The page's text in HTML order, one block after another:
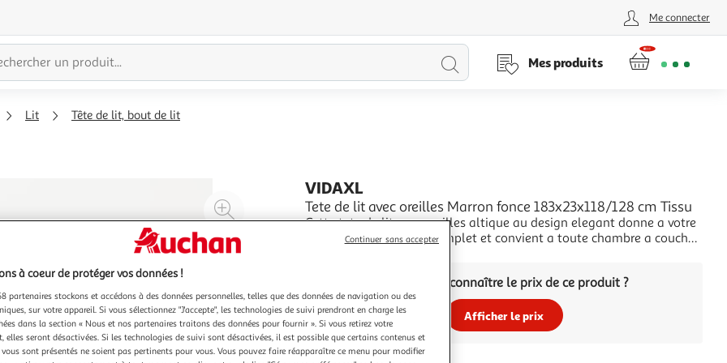
Me connecter
Lancer
Mes produits
Lit Tête de lit, bout de lit
Agrandir
l'illustration
à
Réduire
à
100
%
Partager
le
produit
VIDAXL
Tete de lit avec oreilles Marron fonce 183x23x118/128 cm Tissu
Cette tete de lit avec oreilles altique au design elegant donne a votre
cadre de lit un aspect complet et convient a toute chambre a coucher.
Vous voulez connaître le prix de ce produit ?
Afficher le prix
à coeur de protéger vos données !
partenaires stockons et accédons à des données personnelles, telles que des données de navigation ou des
sur votre appareil. Si vous sélectionnez "J'accepte", les technologies de suivi prendront en charge les
dans la section « Nous et nos partenaires traitons des données pour fournir ». Si vous retirez votre
elles seront désactivées. Si les technologies de suivi sont désactivées, il est possible que certains contenus et
sont présentés ne soient pas pertinents pour vous. Vous pouvez faire réapparaître ce menu pour modifier
Continuer sans accepter